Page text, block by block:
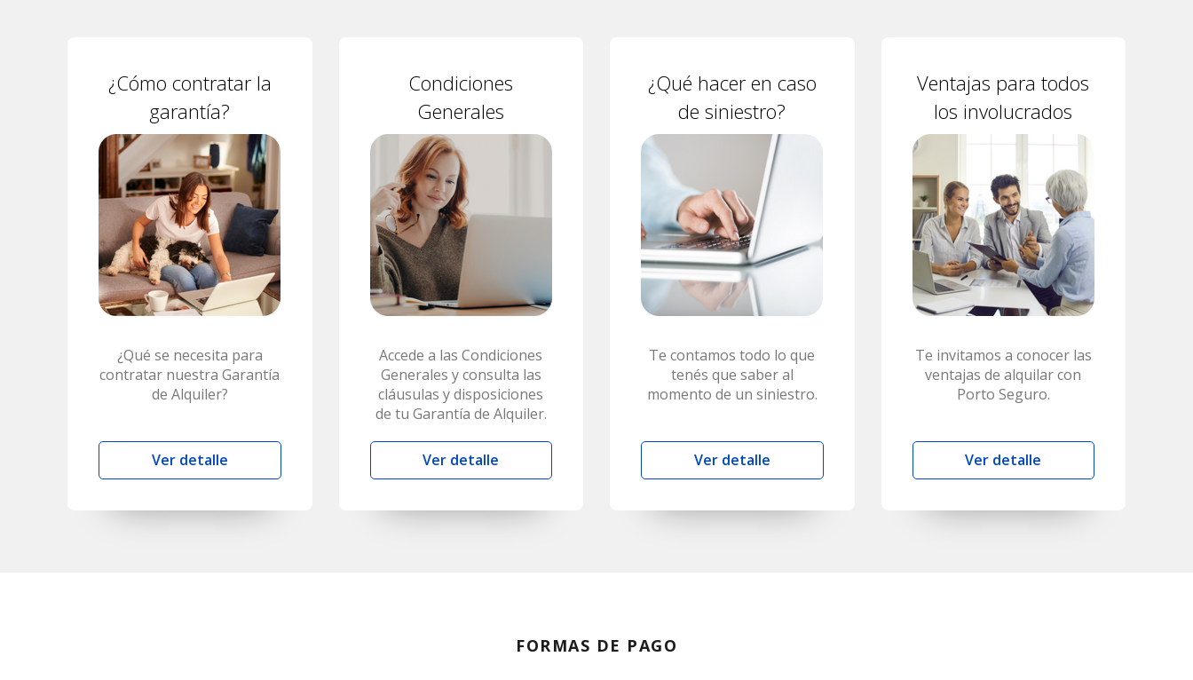
¿Cómo contratar la
garantía?
¿Qué se necesita para
contratar nuestra Garantía
de Alquiler?
Ver detalle
Condiciones
Generales
Accede a las Condiciones
Generales y consulta las
cláusulas y disposiciones
de tu Garantía de Alquiler.
Ver detalle
¿Qué hacer en caso
de siniestro?
Te contamos todo lo que
tenés que saber al
momento de un siniestro.
Ver detalle
Ventajas para todos
los involucrados
Te invitamos a conocer las
ventajas de alquilar con
Porto Seguro.
Ver detalle
FORMAS DE PAGO